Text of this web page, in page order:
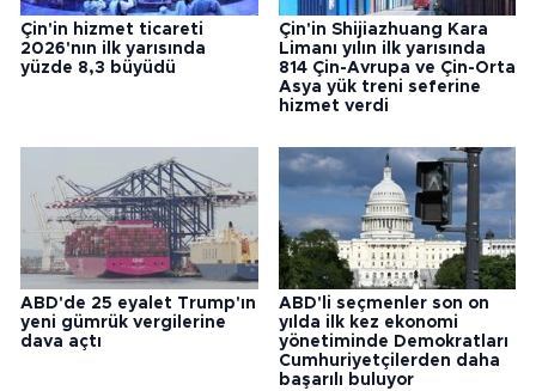
Çin'in hizmet ticareti
2026'nın ilk yarısında
yüzde 8,3 büyüdü
Çin'in Shijiazhuang Kara
Limanı yılın ilk yarısında
814 Çin-Avrupa ve Çin-Orta
Asya yük treni seferine
hizmet verdi
ABD'de 25 eyalet Trump'ın
yeni gümrük vergilerine
dava açtı
ABD'li seçmenler son on
yılda ilk kez ekonomi
yönetiminde Demokratları
Cumhuriyetçilerden daha
başarılı buluyor